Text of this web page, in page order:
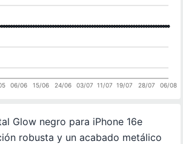
06/06 15/06 24/06 03/07 11/07 19/07 28/07 06/08
Glow negro para iPhone 16e
robusta y un acabado metálico